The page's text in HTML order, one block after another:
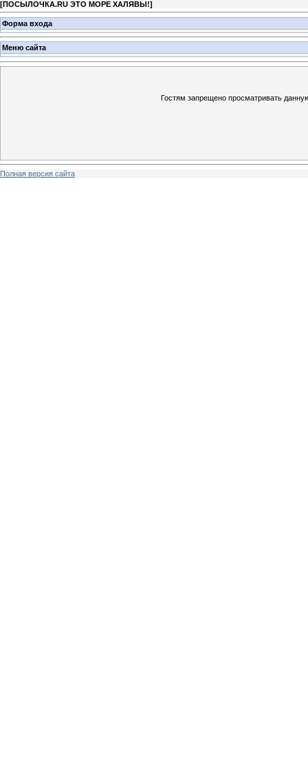
[ПОСЫЛОЧКА.RU ЭТО МОРЕ ХАЛЯВЫ!]
Форма входа
Меню сайта
Гостям запрещено просматривать
Полная версия сайта